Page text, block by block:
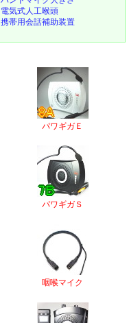
電気式人工喉頭
携帯用会話補助装置
パワギガＥ
パワギガＳ
咽喉マイク